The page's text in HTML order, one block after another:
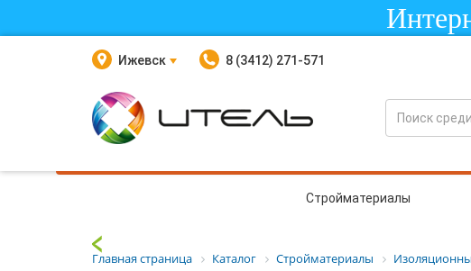
Ижевск 8 (3412) 271-571
Стройматериалы
Главная страница Каталог Стройматериалы